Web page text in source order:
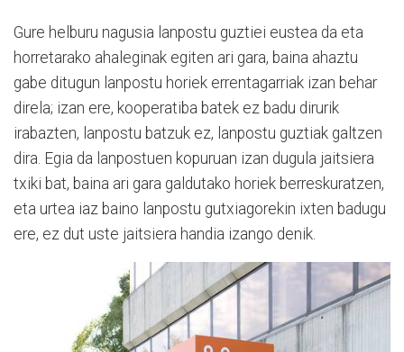
Gure helburu nagusia lanpostu guztiei eustea da eta
horretarako ahaleginak egiten ari gara, baina ahaztu
gabe ditugun lanpostu horiek errentagarriak izan behar
direla; izan ere, kooperatiba batek ez badu dirurik
irabazten, lanpostu batzuk ez, lanpostu guztiak galtzen
dira. Egia da lanpostuen kopuruan izan dugula jaitsiera
txiki bat, baina ari gara galdutako horiek berreskuratzen,
eta urtea iaz baino lanpostu gutxiagorekin ixten badugu
ere, ez dut uste jaitsiera handia izango denik.